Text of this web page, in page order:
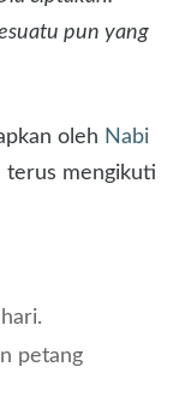
pun yang
oleh Nabi
terus mengikuti
petang